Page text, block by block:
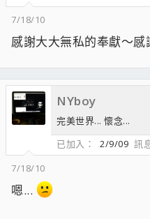
7/18/10
感謝大大無私的奉獻～感
NYboy
完美世界... 懷念...
已加入
2/9/09 訊
7/18/10
嗯...